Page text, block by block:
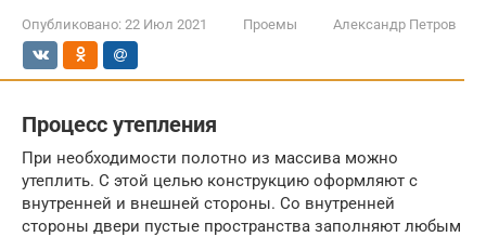
Опубликовано: 22 Июл 2021 Проемы Александр Петров
Процесс утепления
При необходимости полотно из массива можно
утеплить. С этой целью конструкцию оформляют с
внутренней и внешней стороны. Со внутренней
стороны двери пустые пространства заполняют любым